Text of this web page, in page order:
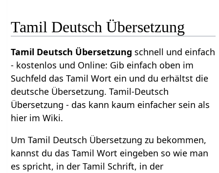
Tamil Deutsch Übersetzung
Tamil Deutsch Übersetzung schnell und einfach
- kostenlos und Online: Gib einfach oben im
Suchfeld das Tamil Wort ein und du erhältst die
deutsche Übersetzung. Tamil-Deutsch
Übersetzung - das kann kaum einfacher sein als
hier im Wiki.
Um Tamil Deutsch Übersetzung zu bekommen,
kannst du das Tamil Wort eingeben so wie man
es spricht, in der Tamil Schrift, in der